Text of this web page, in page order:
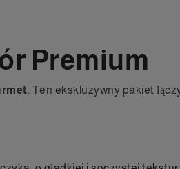
Premium
. Ten ekskluzywny pakiet